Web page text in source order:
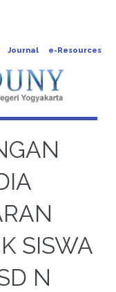
Journal e-Resources
SISWA
N